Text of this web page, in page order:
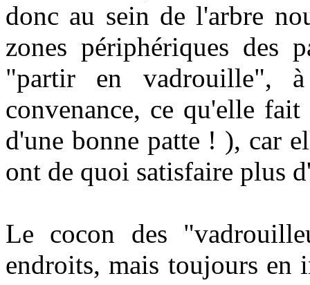
donc au sein de l'arbre
zones périphériques des
"partir en vadrouille",
convenance, ce qu'elle
d'une bonne patte ! ), car
ont de quoi satisfaire plus
Le cocon des
endroits, mais toujours en